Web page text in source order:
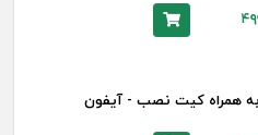
محافظ صفحه نمایش GIZMO به همراه کیت نصب - آیفون